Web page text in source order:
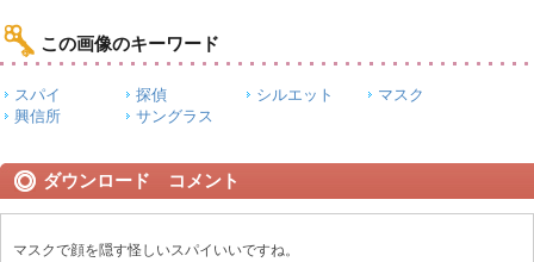
この画像のキーワード
スパイ 探偵 シルエット
マスク
興信所
サングラス
ダウンロード コメント
マスクで顔を隠す怪しいスパイいいですね。